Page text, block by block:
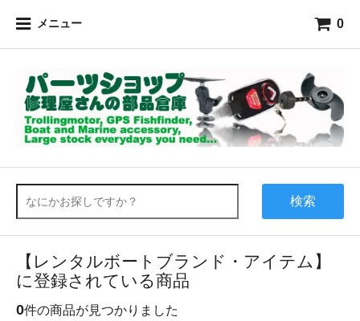
メニュー 0
検索
【レンタルボートブランド・アイテム】
に登録されている商品
0件の商品が見つかりました